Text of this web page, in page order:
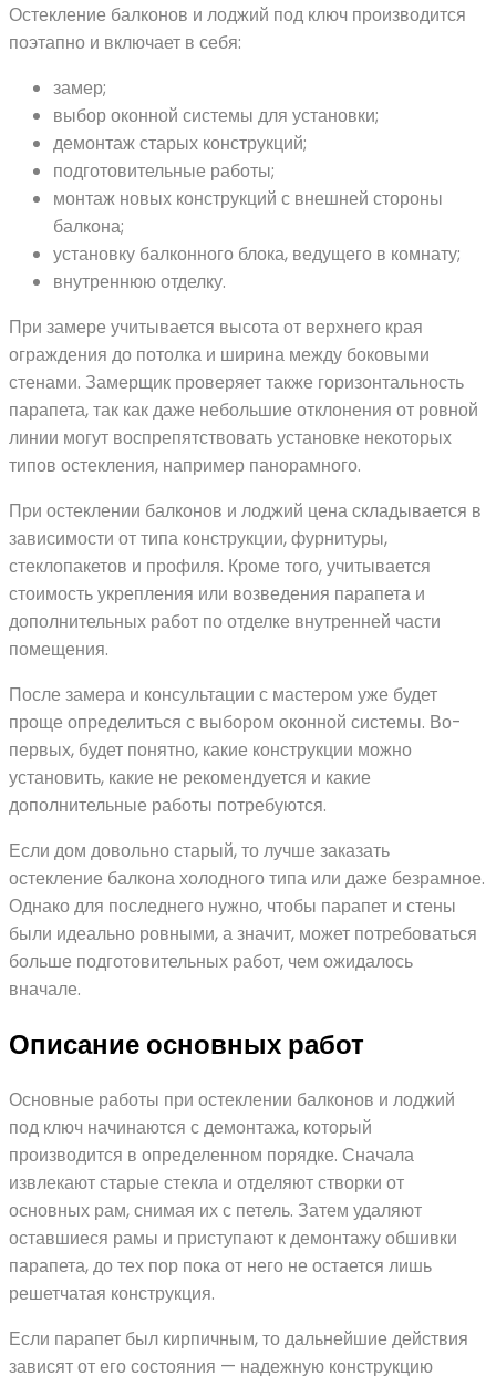
Остекление балконов и лоджий под ключ производится
поэтапно и включает в себя:
замер;
выбор оконной системы для установки;
демонтаж старых конструкций;
подготовительные работы;
монтаж новых конструкций с внешней стороны
балкона;
установку балконного блока, ведущего в комнату;
внутреннюю отделку.
При замере учитывается высота от верхнего края
ограждения до потолка и ширина между боковыми
стенами. Замерщик проверяет также горизонтальность
парапета, так как даже небольшие отклонения от ровной
линии могут воспрепятствовать установке некоторых
типов остекления, например панорамного.
При остеклении балконов и лоджий цена складывается в
зависимости от типа конструкции, фурнитуры,
стеклопакетов и профиля. Кроме того, учитывается
стоимость укрепления или возведения парапета и
дополнительных работ по отделке внутренней части
помещения.
После замера и консультации с мастером уже будет
проще определиться с выбором оконной системы. Во-
первых, будет понятно, какие конструкции можно
установить, какие не рекомендуется и какие
дополнительные работы потребуются.
Если дом довольно старый, то лучше заказать
остекление балкона холодного типа или даже безрамное.
Однако для последнего нужно, чтобы парапет и стены
были идеально ровными, а значит, может потребоваться
больше подготовительных работ, чем ожидалось
вначале.
Описание основных работ
Основные работы при остеклении балконов и лоджий
под ключ начинаются с демонтажа, который
производится в определенном порядке. Сначала
извлекают старые стекла и отделяют створки от
основных рам, снимая их с петель. Затем удаляют
оставшиеся рамы и приступают к демонтажу обшивки
парапета, до тех пор пока от него не остается лишь
решетчатая конструкция.
Если парапет был кирпичным, то дальнейшие действия
зависят от его состояния — надежную конструкцию